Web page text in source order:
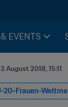
EVENTS
August 2018, 15:11
20-Frauen-